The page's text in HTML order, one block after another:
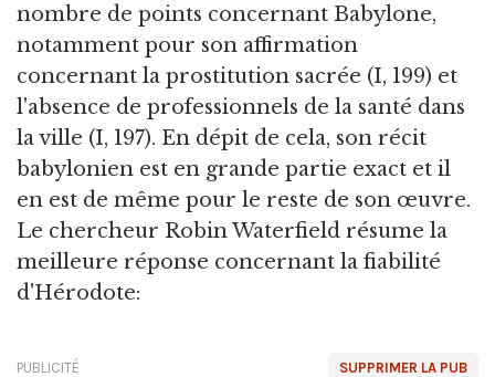
nombre de points concernant Babylone,
notamment pour son affirmation
concernant la prostitution sacrée (I, 199) et
l'absence de professionnels de la santé dans
la ville (I, 197). En dépit de cela, son récit
babylonien est en grande partie exact et il
en est de même pour le reste de son œuvre.
Le chercheur Robin Waterfield résume la
meilleure réponse concernant la fiabilité
d'Hérodote:
SUPPRIMER LA PUB
PUBLICITÉ